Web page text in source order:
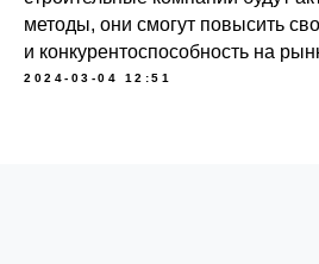
методы, они смогут повысить
и конкурентоспособность на
2024-03-04 12:51